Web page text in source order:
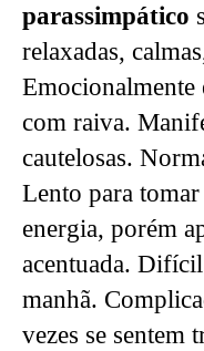
parassimpático
relaxadas,
Emocionalmente
com raiva.
cautelosas.
Lento para
energia, porém
acentuada.
manhã.
vezes se sentem